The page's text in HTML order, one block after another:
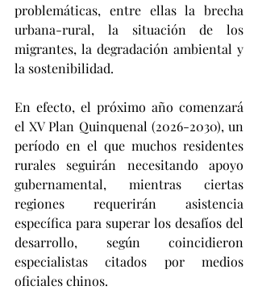
problemáticas, entre ellas la brecha
urbana-rural, la situación de los
migrantes, la degradación ambiental y
la sostenibilidad.
En efecto, el próximo año comenzará
el XV Plan Quinquenal (2026-2030), un
período en el que muchos residentes
rurales seguirán necesitando apoyo
gubernamental, mientras ciertas
regiones requerirán asistencia
específica para superar los desafíos del
desarrollo, según coincidieron
especialistas citados por medios
oficiales chinos.